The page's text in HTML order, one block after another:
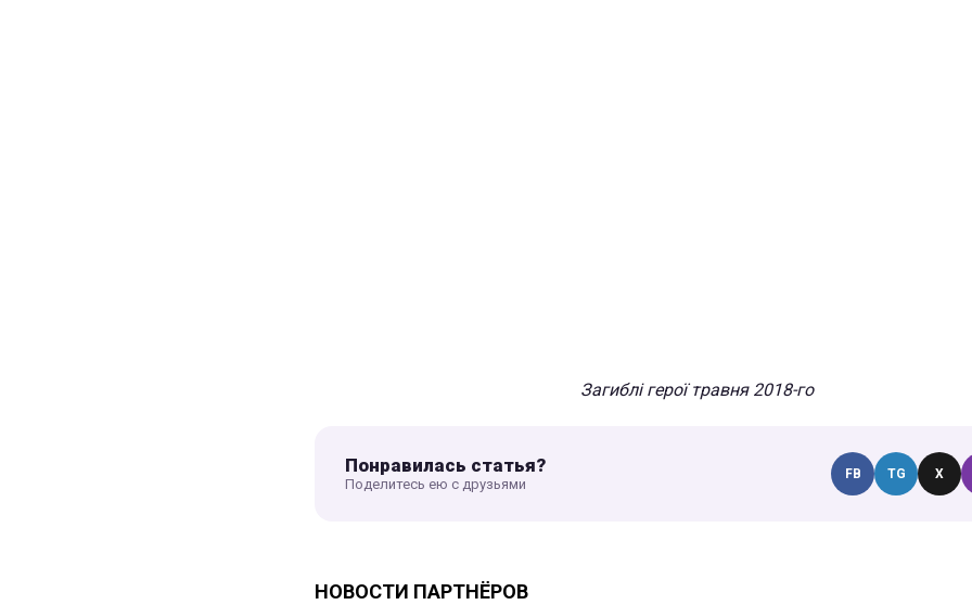
Загиблі герої травня 2018-го
Понравилась статья?
Поделитесь ею с друзьями
FB TG X